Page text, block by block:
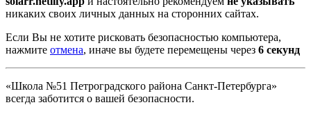
никаких своих личных данных на сторонних сайтах.
Если Вы не хотите рисковать безопасностью компьютера,
нажмите отмена, иначе вы будете перемещены через 5 секунд
«Школа №51 Петроградского района Санкт-Петербурга»
всегда заботится о вашей безопасности.